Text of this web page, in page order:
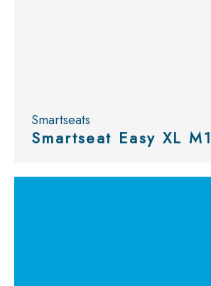
Smartseats
Smartseat Easy XL M1